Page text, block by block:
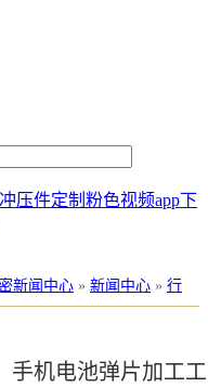
冲压件定制 粉色视频app下
新闻中心 » 新闻中心 » 行
手机电池弹片加工